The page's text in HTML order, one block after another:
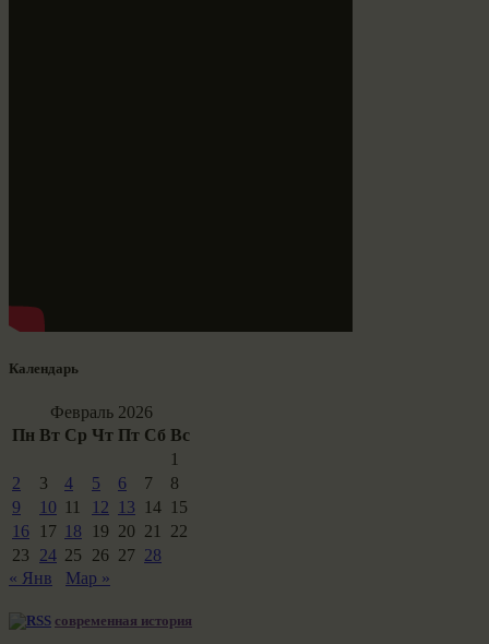
Календарь
Февраль 2026
Пн Вт Ср Чт Пт Сб Вс
1
2
3 4 5 6 7
8
9
10 11 12 13 14 15
16
17 18 19 20 21
22
23
24 25 26 27 28
« Янв
Мар »
современная история